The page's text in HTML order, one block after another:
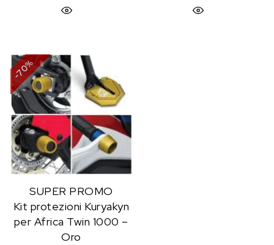
-
70
%
SUPER PROMO
Kit protezioni Kuryakyn
per Africa Twin 1000 –
Oro